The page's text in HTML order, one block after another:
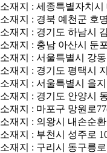
소재지 : 세종특별자치시
소재지 : 경북 예천군 호
소재지 : 경기도 하남시
소재지 : 충남 아산시 둔
소재지 : 서울특별시 강
소재지 : 경기도 평택시
소재지 : 서울특별시 을
소재지 : 경기도 안양시
소재지 : 마포구 망원로
소재지 : 의왕시 내손순
소재지 : 부천시 성주로
소재지 : 구리시 동구릉